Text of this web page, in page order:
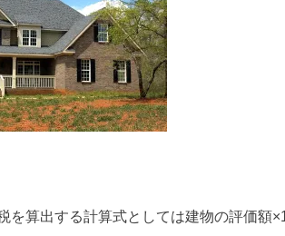
を算出する計算式としては建物の評価額